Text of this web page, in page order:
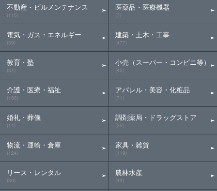
不動産・ビルメンテナンス
(115)
電気・ガス・エネルギー
(39)
教育・塾
(31)
介護・医療・福祉
(168)
婚礼・葬儀
(11)
物流・運輸・倉庫
(124)
リース・レンタル
(30)
医薬品・医療機器
(7)
建築・土木・工事
(477)
小売（スーパー・コンビニ等）
(45)
アパレル・美容・化粧品
(71)
調剤薬局・ドラッグストア
(25)
家具・雑貨
(119)
農林水産
(43)